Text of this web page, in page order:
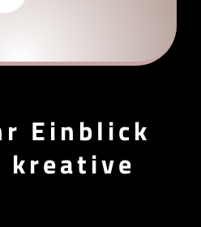
Einblick
kreative